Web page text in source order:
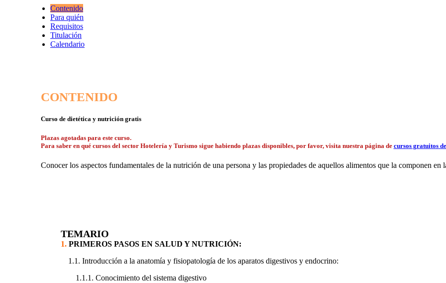
Contenido
Para quién
Requisitos
Titulación
Calendario
CONTENIDO
Curso de dietética y nutrición gratis
Plazas agotadas para este curso.
Para saber en qué cursos del sector Hotelería y Turismo sigue habiendo plazas disponibles, por favor, visita nuestra página de cursos gratuitos
Conocer los aspectos fundamentales de la nutrición de una persona y las propiedades de aquellos alimentos que la componen en
TEMARIO
1. PRIMEROS PASOS EN SALUD Y NUTRICIÓN:
1.1. Introducción a la anatomía y fisiopatología de los aparatos digestivos y endocrino:
1.1.1. Conocimiento del sistema digestivo